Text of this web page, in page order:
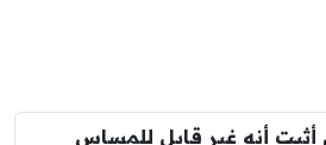
أثبت أنه غير قابل للمساس